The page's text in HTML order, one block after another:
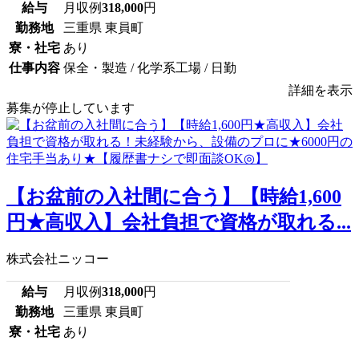
給与 月収例318,000円
勤務地
三重県 東員町
寮・社宅 あり
仕事内容 保全・製造 / 化学系工場 / 日勤
詳細を表示
募集が停止しています
【お盆前の入社間に合う】【時給1,600
円★高収入】会社負担で資格が取れる...
株式会社ニッコー
給与 月収例318,000円
勤務地
三重県 東員町
寮・社宅 あり